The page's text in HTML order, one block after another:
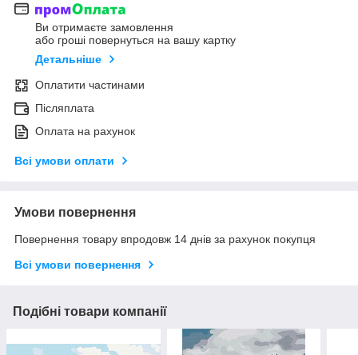
Ви отримаєте замовлення
або гроші повернуться на вашу картку
Детальніше
Оплатити частинами
Післяплата
Оплата на рахунок
Всі умови оплати
Умови повернення
Повернення товару впродовж 14 днів за рахунок покупця
Всі умови повернення
Подібні товари компанії